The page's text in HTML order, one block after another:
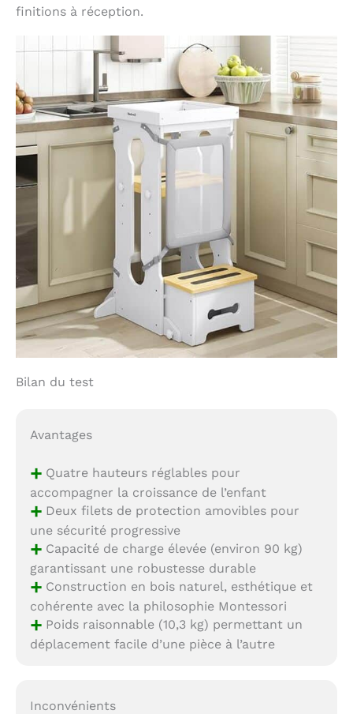
finitions à réception.
Bilan du test
Avantages
+Quatre hauteurs réglables pour
accompagner la croissance de l’enfant
+Deux filets de protection amovibles pour
une sécurité progressive
+Capacité de charge élevée (environ 90 kg)
garantissant une robustesse durable
+Construction en bois naturel, esthétique et
cohérente avec la philosophie Montessori
+Poids raisonnable (10,3 kg) permettant un
déplacement facile d’une pièce à l’autre
Inconvénients